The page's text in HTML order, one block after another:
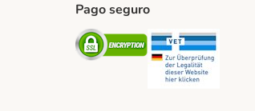
Method
Pago seguro
Security